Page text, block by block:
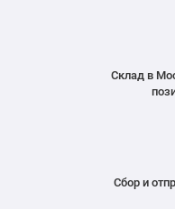
Склад в
Сбор и